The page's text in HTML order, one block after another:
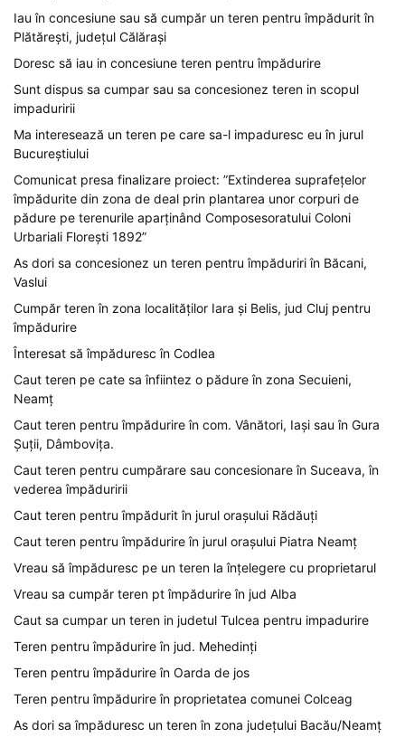
Iau în concesiune sau să cumpăr un teren pentru împădurit în
Plătărești, județul Călărași
Doresc să iau in concesiune teren pentru împădurire
Sunt dispus sa cumpar sau sa concesionez teren in scopul
impaduririi
Ma interesează un teren pe care sa-l impaduresc eu în jurul
Bucureștiului
Comunicat presa finalizare proiect: ”Extinderea suprafețelor
împădurite din zona de deal prin plantarea unor corpuri de
pădure pe terenurile aparținând Composesoratului Coloni
Urbariali Florești 1892”
As dori sa concesionez un teren pentru împăduriri în Băcani,
Vaslui
Cumpăr teren în zona localităților Iara și Belis, jud Cluj pentru
împădurire
Înteresat să împăduresc în Codlea
Caut teren pe cate sa înfiintez o pădure în zona Secuieni,
Neamț
Caut teren pentru împădurire în com. Vânători, Iași sau în Gura
Șuții, Dâmbovița.
Caut teren pentru cumpărare sau concesionare în Suceava, în
vederea împăduririi
Caut teren pentru împădurit în jurul orașului Rădăuți
Caut teren pentru împădurire în jurul orașului Piatra Neamț
Vreau să împăduresc pe un teren la înțelegere cu proprietarul
Vreau sa cumpăr teren pt împădurire în jud Alba
Caut sa cumpar un teren in judetul Tulcea pentru impadurire
Teren pentru împădurire în jud. Mehedinți
Teren pentru împădurire în Oarda de jos
Teren pentru împădurire în proprietatea comunei Colceag
As dori sa împăduresc un teren în zona județului Bacău/Neamț